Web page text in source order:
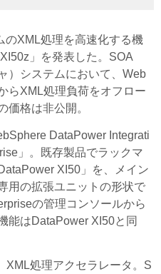
XML処理を高速化する機
」を発表した。SOA
）システムにおいて、Web
らXML処理負荷をオフロー
価格は非公開。
DataPower Integrati
」。既存製品でラックマ
XI50」を、メイン
用の拡張ユニットの形状で
の管理コンソールから
能はDataPower XI50と同
処理アクセラレータ。S